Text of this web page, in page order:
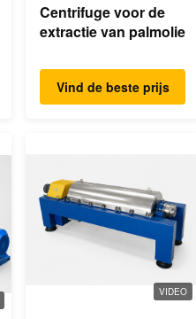
Centrifuge voor de
extractie van palmolie
Vind de beste prijs
VIDEO